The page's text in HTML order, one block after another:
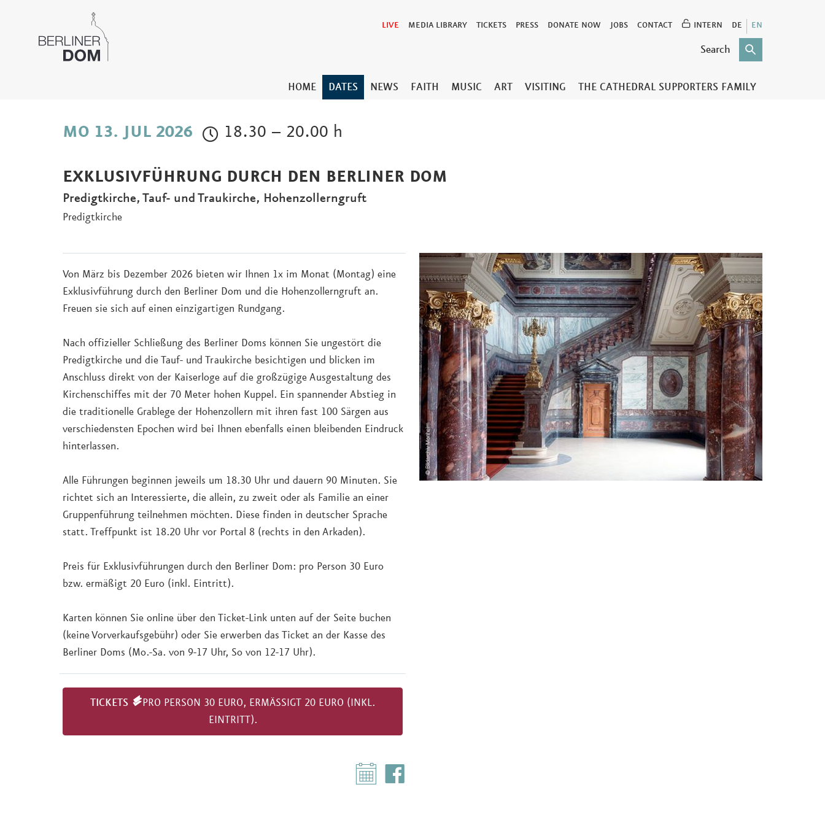
LIVE MEDIA LIBRARY TICKETS PRESS DONATE NOW JOBS CONTACT INTERN DE EN
HOME DATES NEWS FAITH MUSIC ART VISITING THE CATHEDRAL SUPPORTERS FAMILY
MO 13. JUL 2026 18.30 – 20.00 h
EXKLUSIVFÜHRUNG DURCH DEN BERLINER DOM
Predigtkirche, Tauf- und Traukirche, Hohenzollerngruft
Predigtkirche
Von März bis Dezember 2026 bieten wir Ihnen 1x im Monat (Montag) eine
Exklusivführung durch den Berliner Dom und die Hohenzollerngruft an.
Freuen sie sich auf einen einzigartigen Rundgang.
Nach offizieller Schließung des Berliner Doms können Sie ungestört die
Predigtkirche und die Tauf- und Traukirche besichtigen und blicken im
Anschluss direkt von der Kaiserloge auf die großzügige Ausgestaltung des
Kirchenschiffes mit der 70 Meter hohen Kuppel. Ein spannender Abstieg in
die traditionelle Grablege der Hohenzollern mit ihren fast 100 Särgen aus
verschiedensten Epochen wird bei Ihnen ebenfalls einen bleibenden Eindruck
hinterlassen.
Alle Führungen beginnen jeweils um 18.30 Uhr und dauern 90 Minuten. Sie
richtet sich an Interessierte, die allein, zu zweit oder als Familie an einer
Gruppenführung teilnehmen möchten. Diese finden in deutscher Sprache
statt. Treffpunkt ist 18.20 Uhr vor Portal 8 (rechts in den Arkaden).
Preis für Exklusivführungen durch den Berliner Dom: pro Person 30 Euro
bzw. ermäßigt 20 Euro (inkl. Eintritt).
Karten können Sie online über den Ticket-Link unten auf der Seite buchen
(keine Vorverkaufsgebühr) oder Sie erwerben das Ticket an der Kasse des
Berliner Doms (Mo.-Sa. von 9-17 Uhr, So von 12-17 Uhr).
TICKETS
PRO PERSON 30 EURO, ERMÄSSIGT 20 EURO (INKL. E
INTRITT).